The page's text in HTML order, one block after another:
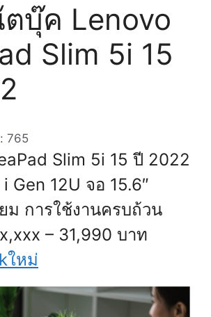
บุ๊ค Lenovo
Slim 5i 15
765
Slim 5i 15 ปี 2022
Gen 12U จอ 15.6″
ม การใช้งานครบถ้วน
– 31,990 บาท
ใหม่